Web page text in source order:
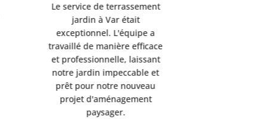
Le service de terrassement
jardin à Var était
exceptionnel. L'équipe a
travaillé de manière efficace
et professionnelle, laissant
notre jardin impeccable et
prêt pour notre nouveau
projet d'aménagement
paysager.